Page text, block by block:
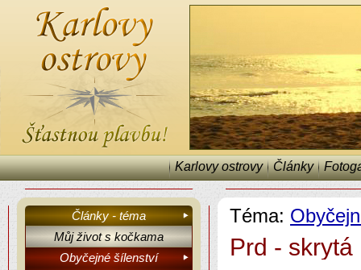
Karlovy ostrovy Články
Články - téma
Můj život s kočkama
Obyčejné šílenství
Téma:
Prd -